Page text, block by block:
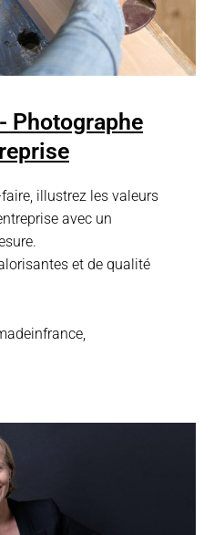
Photographe
illustrez les valeurs
avec un
et de qualité